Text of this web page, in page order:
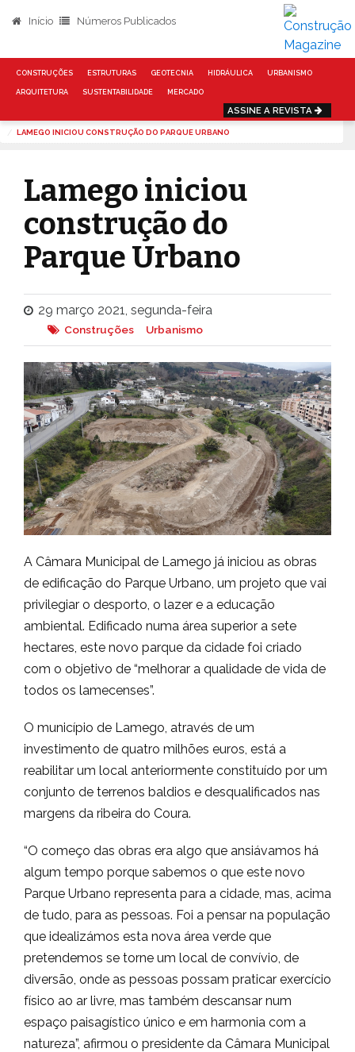
Início Números Publicados
CONSTRUÇÕES ESTRUTURAS GEOTECNIA HIDRÁULICA URBANISMO
ARQUITETURA SUSTENTABILIDADE MERCADO
ASSINE A REVISTA
LAMEGO INICIOU CONSTRUÇÃO DO PARQUE URBANO
Lamego iniciou
construção do
Parque Urbano
29 março 2021, segunda-feira
Construções Urbanismo
A Câmara Municipal de Lamego já iniciou as obras
de edificação do Parque Urbano, um projeto que vai
privilegiar o desporto, o lazer e a educação
ambiental. Edificado numa área superior a sete
hectares, este novo parque da cidade foi criado
com o objetivo de “melhorar a qualidade de vida de
todos os lamecenses”.
O município de Lamego, através de um
investimento de quatro milhões euros, está a
reabilitar um local anteriormente constituído por um
conjunto de terrenos baldios e desqualificados nas
margens da ribeira do Coura.
“O começo das obras era algo que ansiávamos há
algum tempo porque sabemos o que este novo
Parque Urbano representa para a cidade, mas, acima
de tudo, para as pessoas. Foi a pensar na população
que idealizámos esta nova área verde que
pretendemos se torne um local de convívio, de
diversão, onde as pessoas possam praticar exercício
físico ao ar livre, mas também descansar num
espaço paisagístico único e em harmonia com a
natureza”, afirmou o presidente da Câmara Municipal